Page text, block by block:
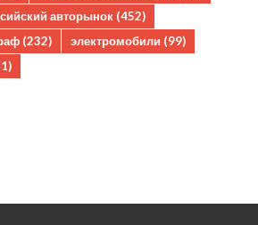
авторынок (452)
(232) электромобили (99)